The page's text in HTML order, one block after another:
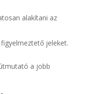
alakítani az
jeleket.
a jobb